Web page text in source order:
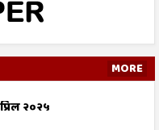
MORE
२०२५